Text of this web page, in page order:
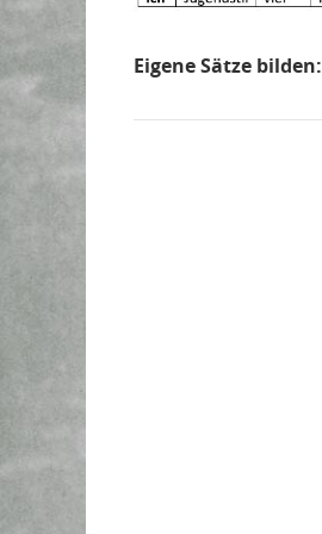
Eigene Sätze bilden: